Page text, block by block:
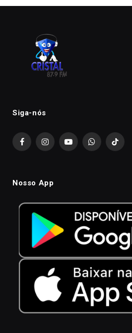
Siga-nós
FacebookInstagramYouTubeWhatsAppTikTok
Nosso App